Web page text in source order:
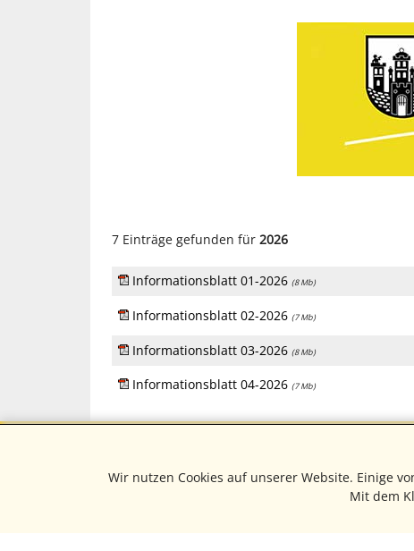
Wir nutzen Cookies auf unserer Website. Einige
Mit dem
7 Einträge gefunden für 2026
Informationsblatt 01-2026 (8 Mb)
Informationsblatt 02-2026 (7 Mb)
Informationsblatt 03-2026 (8 Mb)
Informationsblatt 04-2026 (7 Mb)